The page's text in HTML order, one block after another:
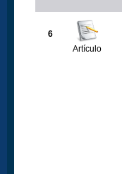
6
Artículo